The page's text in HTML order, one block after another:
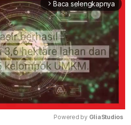
arrow_forward_ios Baca selengkapnya
Powered by GliaStudios